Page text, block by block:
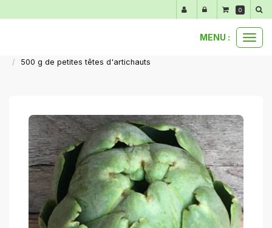
MENU :
500 g de petites têtes d'artichauts
0